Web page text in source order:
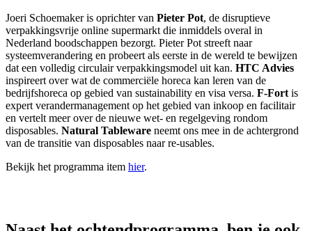
Joeri Schoemaker is oprichter van Pieter Pot, de disruptieve
verpakkingsvrije online supermarkt die inmiddels overal in
Nederland boodschappen bezorgt. Pieter Pot streeft naar
systeemverandering en probeert als eerste in de wereld te bewijzen
dat een volledig circulair verpakkingsmodel uit kan. HTC Advies
inspireert over wat de commerciële horeca kan leren van de
bedrijfshoreca op gebied van sustainability en visa versa. F-Fort is
expert verandermanagement op het gebied van inkoop en facilitair
en vertelt meer over de nieuwe wet- en regelgeving rondom
disposables. Natural Tableware neemt ons mee in de achtergrond
van de transitie van disposables naar re-usables.
Bekijk het programma item hier.